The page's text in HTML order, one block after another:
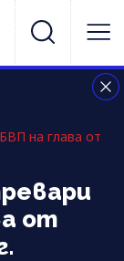
на глава от
от